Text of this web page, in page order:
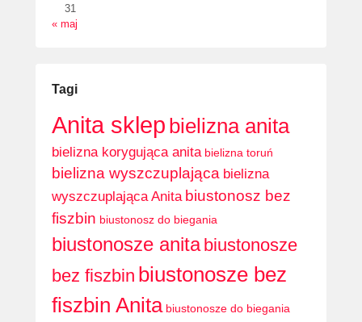
31
« maj
Tagi
Anita sklep bielizna anita
bielizna korygująca anita bielizna toruń
bielizna wyszczuplająca bielizna
wyszczuplająca Anita biustonosz bez
fiszbin biustonosz do biegania
biustonosze anita biustonosze
bez fiszbin biustonosze bez
fiszbin Anita biustonosze do biegania